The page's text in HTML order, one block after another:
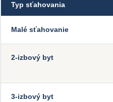
Typ sťahovania
Malé sťahovanie
2-izbový byt
3-izbový byt